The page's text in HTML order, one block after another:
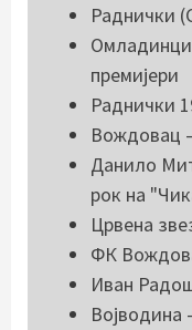
Раднички
Омладинци
премијери
Раднички
Вождовац
Данило
рок на
Црвена
ФК
Иван